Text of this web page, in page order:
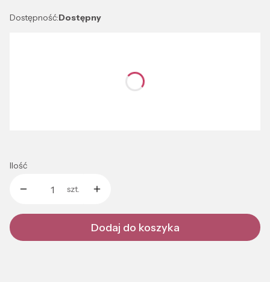
Dostępność:Dostępny
Ilość
szt.
Dodaj do koszyka